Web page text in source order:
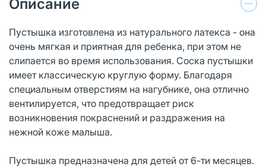
Описание
Пустышка изготовлена из натурального латекса - она
очень мягкая и приятная для ребенка, при этом не
слипается во время использования. Соска пустышки
имеет классическую круглую форму. Благодаря
специальным отверстиям на нагубнике, она отлично
вентилируется, что предотвращает риск
возникновения покраснений и раздражения на
нежной коже малыша.
Пустышка предназначена для детей от 6-ти месяцев.